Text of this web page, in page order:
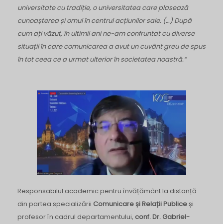
universitate cu tradiție, o universitatea care plasează
cunoașterea și omul în centrul acțiunilor sale. (…) După
cum ați văzut, în ultimii ani ne-am confruntat cu diverse
situații în care comunicarea a avut un cuvânt greu de spus
în tot ceea ce a urmat ulterior în societatea noastră.“
Responsabilul academic pentru învățământ la distanță
din partea specializării Comunicare și Relații Publiceși
profesor în cadrul departamentului, conf. Dr. Gabriel-